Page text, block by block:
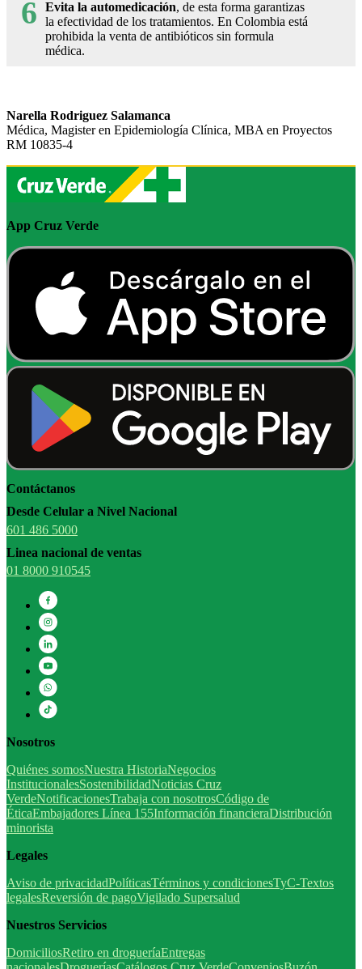
6 Evita la automedicación, de esta forma garantizas
la efectividad de los tratamientos. En Colombia está
prohibida la venta de antibióticos sin formula
médica.
Narella Rodriguez Salamanca
Médica, Magister en Epidemiología Clínica, MBA en Proyectos
RM 10835-4
App Cruz Verde
Contáctanos
Desde Celular a Nivel Nacional
601 486 5000
Linea nacional de ventas
01 8000 910545
Nosotros
Quiénes somosNuestra HistoriaNegocios
InstitucionalesSostenibilidadNoticias Cruz
VerdeNotificacionesTrabaja con nosotrosCódigo de
ÉticaEmbajadores Línea 155Información financieraDistribución
minorista
Legales
Aviso de privacidadPolíticasTérminos y condicionesTyC-Textos
legalesReversión de pagoVigilado Supersalud
Nuestros Servicios
DomiciliosRetiro en drogueríaEntregas